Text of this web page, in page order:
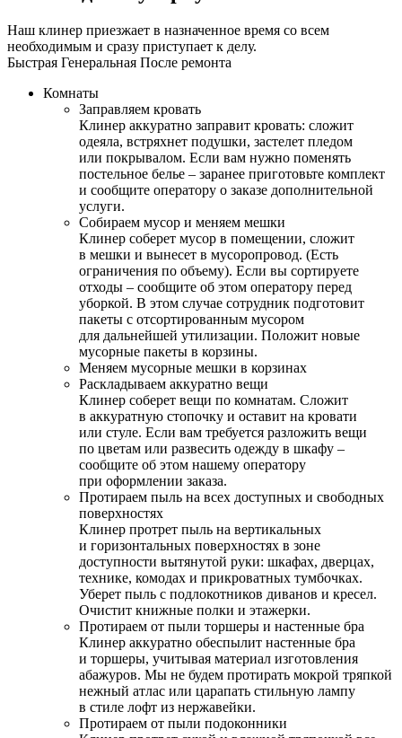
Наш клинер приезжает в назначенное время со всем
необходимым и сразу приступает к делу.
Быстрая Генеральная После ремонта
Комнаты
Заправляем кровать
Клинер аккуратно заправит кровать: сложит
одеяла, встряхнет подушки, застелет пледом
или покрывалом. Если вам нужно поменять
постельное белье – заранее приготовьте комплект
и сообщите оператору о заказе дополнительной
услуги.
Собираем мусор и меняем мешки
Клинер соберет мусор в помещении, сложит
в мешки и вынесет в мусоропровод. (Есть
ограничения по объему). Если вы сортируете
отходы – сообщите об этом оператору перед
уборкой. В этом случае сотрудник подготовит
пакеты с отсортированным мусором
для дальнейшей утилизации. Положит новые
мусорные пакеты в корзины.
Меняем мусорные мешки в корзинах
Раскладываем аккуратно вещи
Клинер соберет вещи по комнатам. Сложит
в аккуратную стопочку и оставит на кровати
или стуле. Если вам требуется разложить вещи
по цветам или развесить одежду в шкафу –
сообщите об этом нашему оператору
при оформлении заказа.
Протираем пыль на всех доступных и свободных
поверхностях
Клинер протрет пыль на вертикальных
и горизонтальных поверхностях в зоне
доступности вытянутой руки: шкафах, дверцах,
технике, комодах и прикроватных тумбочках.
Уберет пыль с подлокотников диванов и кресел.
Очистит книжные полки и этажерки.
Протираем от пыли торшеры и настенные бра
Клинер аккуратно обеспылит настенные бра
и торшеры, учитывая материал изготовления
абажуров. Мы не будем протирать мокрой тряпкой
нежный атлас или царапать стильную лампу
в стиле лофт из нержавейки.
Протираем от пыли подоконники